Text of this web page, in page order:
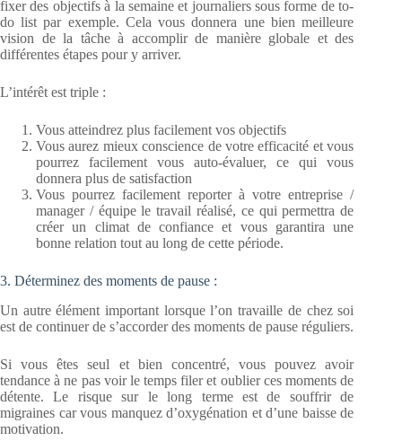
fixer des objectifs à la semaine et journaliers sous forme de to-
do list par exemple. Cela vous donnera une bien meilleure
vision de la tâche à accomplir de manière globale et des
différentes étapes pour y arriver.
L’intérêt est triple :
Vous atteindrez plus facilement vos objectifs
Vous aurez mieux conscience de votre efficacité et vous
pourrez facilement vous auto-évaluer, ce qui vous
donnera plus de satisfaction
Vous pourrez facilement reporter à votre entreprise /
manager / équipe le travail réalisé, ce qui permettra de
créer un climat de confiance et vous garantira une
bonne relation tout au long de cette période.
3. Déterminez des moments de pause :
Un autre élément important lorsque l’on travaille de chez soi
est de continuer de s’accorder des moments de pause réguliers.
Si vous êtes seul et bien concentré, vous pouvez avoir
tendance à ne pas voir le temps filer et oublier ces moments de
détente. Le risque sur le long terme est de souffrir de
migraines car vous manquez d’oxygénation et d’une baisse de
motivation.